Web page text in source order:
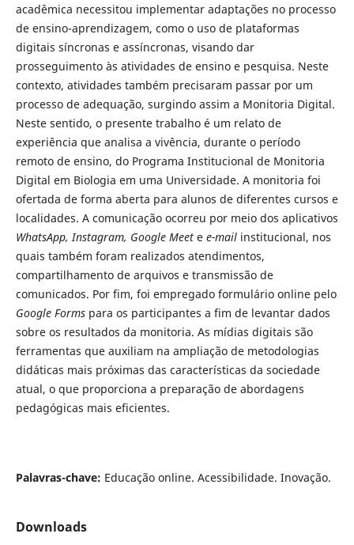
acadêmica necessitou implementar adaptações no processo
de ensino-aprendizagem, como o uso de plataformas
digitais síncronas e assíncronas, visando dar
prosseguimento às atividades de ensino e pesquisa. Neste
contexto, atividades também precisaram passar por um
processo de adequação, surgindo assim a Monitoria Digital.
Neste sentido, o presente trabalho é um relato de
experiência que analisa a vivência, durante o período
remoto de ensino, do Programa Institucional de Monitoria
Digital em Biologia em uma Universidade. A monitoria foi
ofertada de forma aberta para alunos de diferentes cursos e
localidades. A comunicação ocorreu por meio dos aplicativos
WhatsApp, Instagram, Google Meet ee-mail institucional, nos
quais também foram realizados atendimentos,
compartilhamento de arquivos e transmissão de
comunicados. Por fim, foi empregado formulário online pelo
Google Formspara os participantes a fim de levantar dados
sobre os resultados da monitoria. As mídias digitais são
ferramentas que auxiliam na ampliação de metodologias
didáticas mais próximas das características da sociedade
atual, o que proporciona a preparação de abordagens
pedagógicas mais eficientes.
Palavras-chave: Educação online. Acessibilidade. Inovação.
Downloads